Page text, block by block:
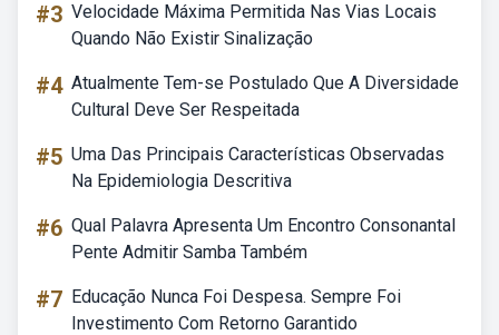
#3 Velocidade Máxima Permitida Nas Vias Locais
Quando Não Existir Sinalização
#4 Atualmente Tem-se Postulado Que A Diversidade
Cultural Deve Ser Respeitada
#5 Uma Das Principais Características Observadas
Na Epidemiologia Descritiva
#6 Qual Palavra Apresenta Um Encontro Consonantal
Pente Admitir Samba Também
#7 Educação Nunca Foi Despesa. Sempre Foi
Investimento Com Retorno Garantido